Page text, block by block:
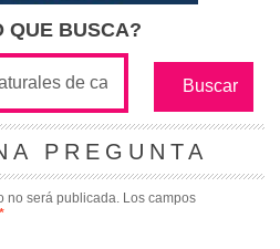
QUE BUSCA?
PREGUNTA
no será publicada. Los campos
*